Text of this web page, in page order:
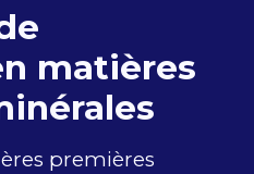
matières
premières